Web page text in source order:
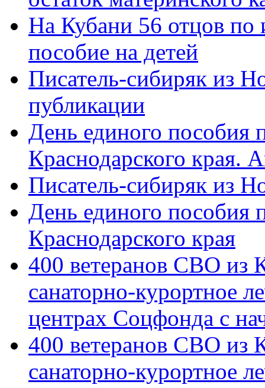
На Кубани 56 отцов по
пособие на детей
Писатель-сибиряк из
публикации
День единого пособия
Краснодарского края.
Писатель-сибиряк из
День единого пособия
Краснодарского края
400 ветеранов СВО из
санаторно-курортное
центрах Соцфонда с
400 ветеранов СВО из
санаторно-курортное